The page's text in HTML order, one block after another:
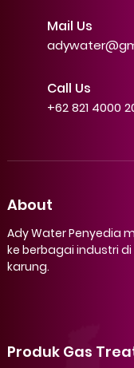
Mail Us
Call Us
+62 821 4000
About
Ady Water Penyedia
ke berbagai industri
karung.
Produk Gas